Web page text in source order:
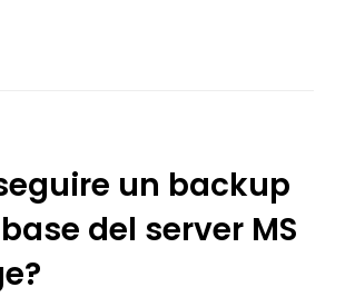
un backup
del server MS